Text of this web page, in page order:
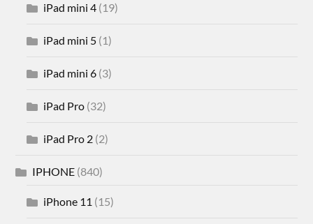
iPad mini 4 (19)
iPad mini 5 (1)
iPad mini 6 (3)
iPad Pro (32)
iPad Pro 2 (2)
IPHONE (840)
iPhone 11 (15)